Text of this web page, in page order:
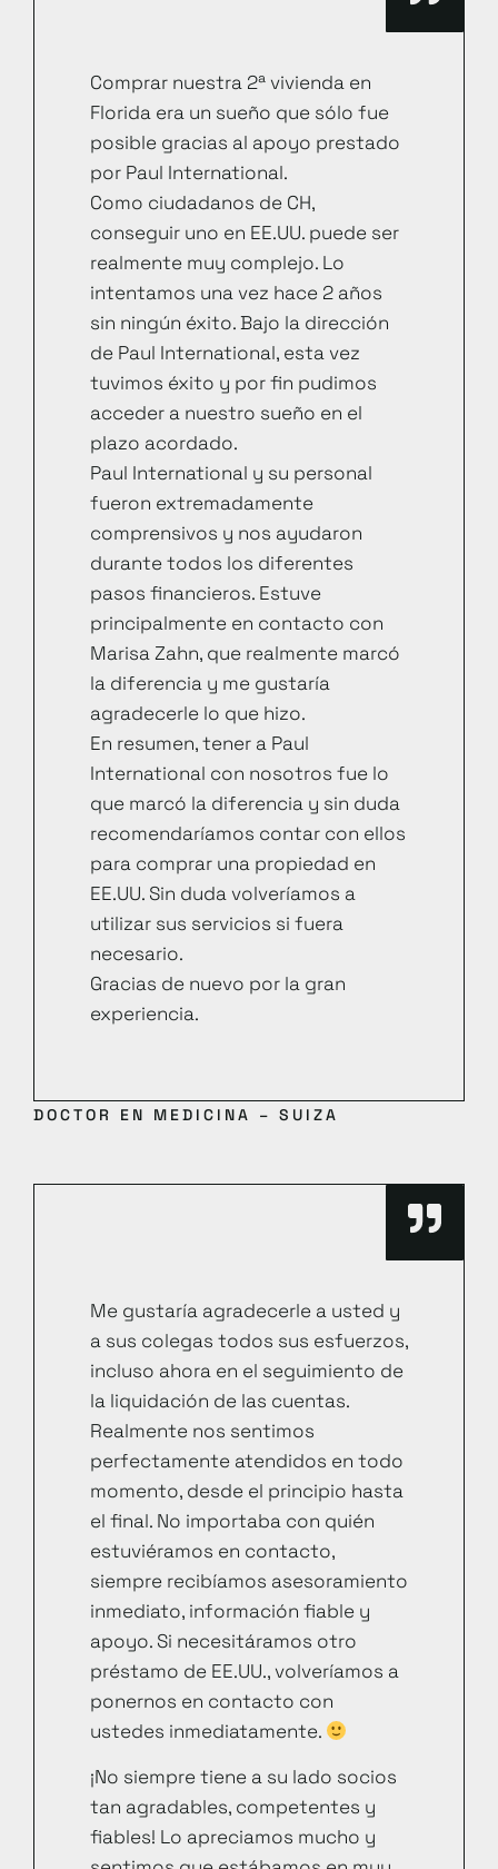
Comprar nuestra 2ª vivienda en
Florida era un sueño que sólo fue
posible gracias al apoyo prestado
por Paul International.
Como ciudadanos de CH,
conseguir uno en EE.UU. puede ser
realmente muy complejo. Lo
intentamos una vez hace 2 años
sin ningún éxito. Bajo la dirección
de Paul International, esta vez
tuvimos éxito y por fin pudimos
acceder a nuestro sueño en el
plazo acordado.
Paul International y su personal
fueron extremadamente
comprensivos y nos ayudaron
durante todos los diferentes
pasos financieros. Estuve
principalmente en contacto con
Marisa Zahn, que realmente marcó
la diferencia y me gustaría
agradecerle lo que hizo.
En resumen, tener a Paul
International con nosotros fue lo
que marcó la diferencia y sin duda
recomendaríamos contar con ellos
para comprar una propiedad en
EE.UU. Sin duda volveríamos a
utilizar sus servicios si fuera
necesario.
Gracias de nuevo por la gran
experiencia.
DOCTOR EN MEDICINA – SUIZA
Me gustaría agradecerle a usted y
a sus colegas todos sus esfuerzos,
incluso ahora en el seguimiento de
la liquidación de las cuentas.
Realmente nos sentimos
perfectamente atendidos en todo
momento, desde el principio hasta
el final. No importaba con quién
estuviéramos en contacto,
siempre recibíamos asesoramiento
inmediato, información fiable y
apoyo. Si necesitáramos otro
préstamo de EE.UU., volveríamos a
ponernos en contacto con
ustedes inmediatamente.
¡No siempre tiene a su lado socios
tan agradables, competentes y
fiables! Lo apreciamos mucho y